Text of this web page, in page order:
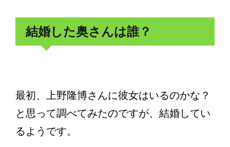
結婚した奥さんは誰？
最初、上野隆博さんに彼女はいるのかな？
と思って調べてみたのですが、結婚してい
るようです。